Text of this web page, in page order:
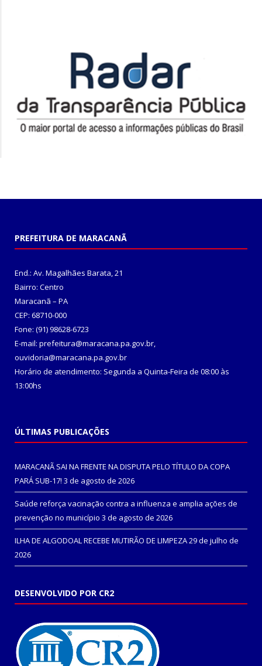
PREFEITURA DE MARACANÃ
End.: Av. Magalhães Barata, 21
Bairro: Centro
Maracanã – PA
CEP: 68710-000
Fone: (91) 98628-6723
E-mail: prefeitura@maracana.pa.gov.br,
ouvidoria@maracana.pa.gov.br
Horário de atendimento: Segunda a Quinta-Feira de 08:00 às
13:00hs
ÚLTIMAS PUBLICAÇÕES
MARACANÃ SAI NA FRENTE NA DISPUTA PELO TÍTULO DA COPA
PARÁ SUB-17! 3 de agosto de 2026
Saúde reforça vacinação contra a influenza e amplia ações de
prevenção no município 3 de agosto de 2026
ILHA DE ALGODOAL RECEBE MUTIRÃO DE LIMPEZA29 de julho de
2026
DESENVOLVIDO POR CR2